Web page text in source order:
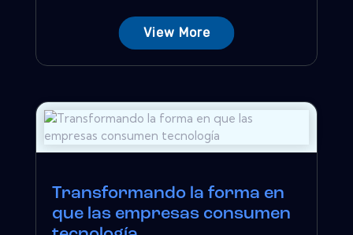
View More
Transformando la forma en
que las empresas consumen